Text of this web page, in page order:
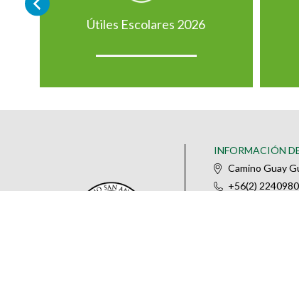
Útiles Escolares 2026
INFORMACIÓN
Camino Guay
+56(2)